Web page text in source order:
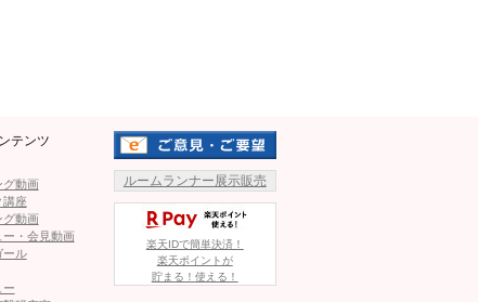
格上のYAYA（左）と打ち合うMelty
奪う姿とスポブラ計量写真
て話題となった。今回が
応戦するMeltyは、フックのフェイントから豪快な右ハ
。
ゆく。
テンツ
グ動画
講座
グ動画
ー・会見動画
ール
ー
ルームランナー展示販売
楽天IDで簡単決済！
楽天ポイントが
貯まる！使える！